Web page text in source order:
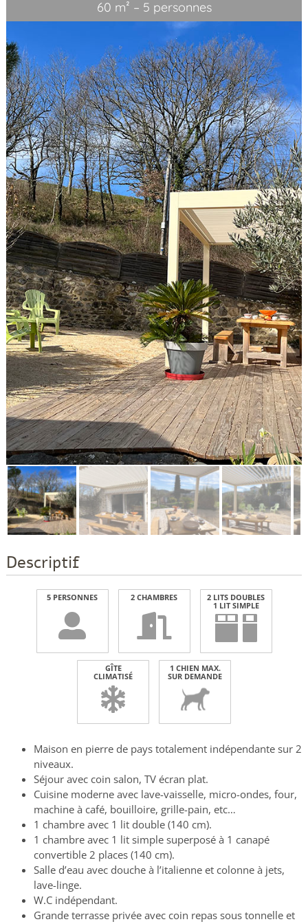
60 m² – 5 personnes
Descriptif
5 PERSONNES 2 CHAMBRES
2 LITS DOUBLES
1 LIT SIMPLE
GÎTE
CLIMATISÉ
1 CHIEN MAX.
SUR DEMANDE
Maison en pierre de pays totalement indépendante sur 2
niveaux.
Séjour avec coin salon, TV écran plat.
Cuisine moderne avec lave-vaisselle, micro-ondes, four,
machine à café, bouilloire, grille-pain, etc…
1 chambre avec 1 lit double (140 cm).
1 chambre avec 1 lit simple superposé à 1 canapé
convertible 2 places (140 cm).
Salle d’eau avec douche à l’italienne et colonne à jets,
lave-linge.
W.C indépendant.
Grande terrasse privée avec coin repas sous tonnelle et